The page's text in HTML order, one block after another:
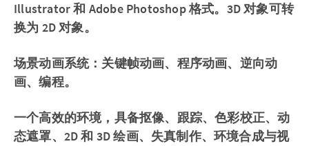
Illustrator 和 Adob​​e Photoshop 格式。3D 对象可转
换为 2D 对象。
场景动画系统：关键帧动画、程序动画、逆向动
画、编程。
一个高效的环境，具备抠像、跟踪、色彩校正、动
态遮罩、2D 和 3D 绘画、失真制作、环境合成与视